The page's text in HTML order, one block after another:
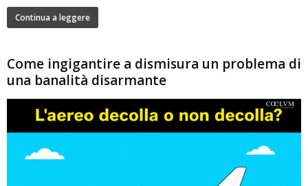
Continua a leggere
Come ingigantire a dismisura un problema di
una banalità disarmante